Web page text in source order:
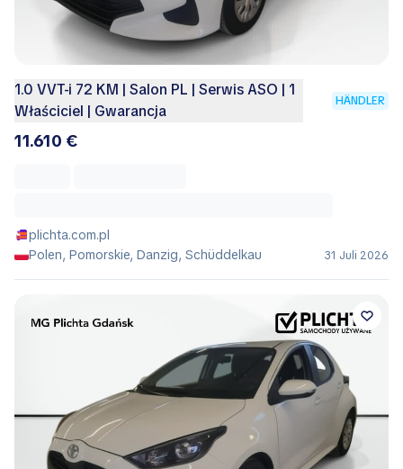
1.0 VVT-i 72 KM | Salon PL | Serwis ASO | 1
Właściciel | Gwarancja
HÄNDLER
11.610 €
plichta.com.pl
Polen, Pomorskie, Danzig, Schüddelkau
31 Juli 2026